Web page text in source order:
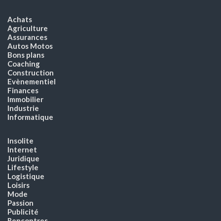
Achats
Agriculture
Assurances
Autos Motos
Bons plans
Coaching
Construction
Evènementiel
Finances
Immobilier
Industrie
Informatique
Insolite
Internet
Juridique
Lifestyle
Logistique
Loisirs
Mode
Passion
Publicité